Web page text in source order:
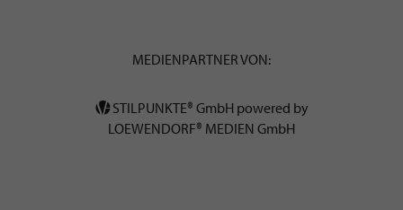
MEDIENPARTNER VON:
STILPUNKTE® GmbH powered by
LOEWENDORF® MEDIEN GmbH